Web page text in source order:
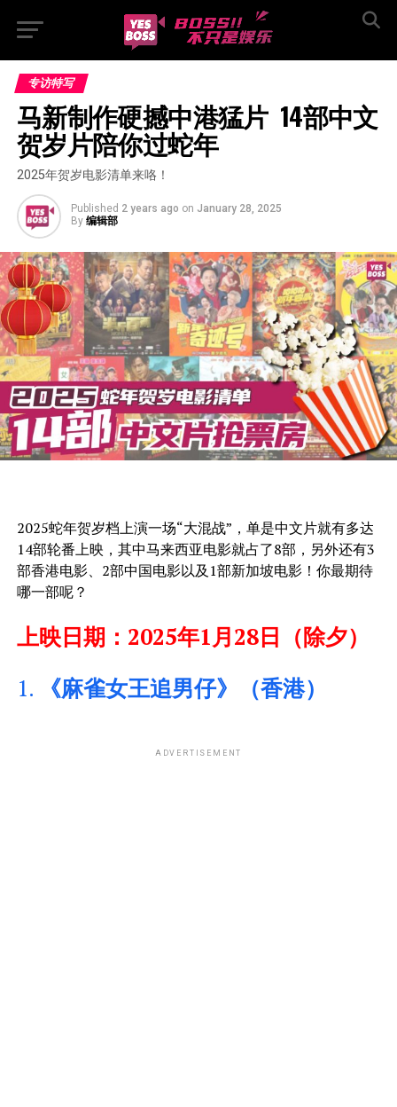
专访特写
马新制作硬撼中港猛片  14部中文
贺岁片陪你过蛇年
2025年贺岁电影清单来咯！
Published 2 years ago on January 28, 2025
By 编辑部
2025蛇年贺岁档上演一场“大混战”，单是中文片就有多达
14部轮番上映，其中马来西亚电影就占了8部，另外还有3
部香港电影、2部中国电影以及1部新加坡电影！你最期待
哪一部呢？
上映日期：2025年1月28日（除夕）
1.
《麻雀女王追男仔》（香港）
ADVERTISEMENT